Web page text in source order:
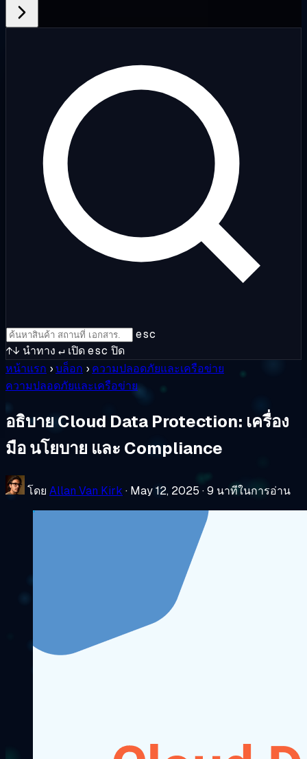
esc
↑↓ นำทาง ↵ เปิดesc ปิด
หน้าแรก ›บล็อก › ความปลอดภัยและเครือข่าย
ความปลอดภัยและเครือข่าย
อธิบาย Cloud Data Protection: เครื่อง
มือ นโยบาย และ Compliance
โดย Allan Van Kirk · May 12, 2025 ·9 นาทีในการอ่าน